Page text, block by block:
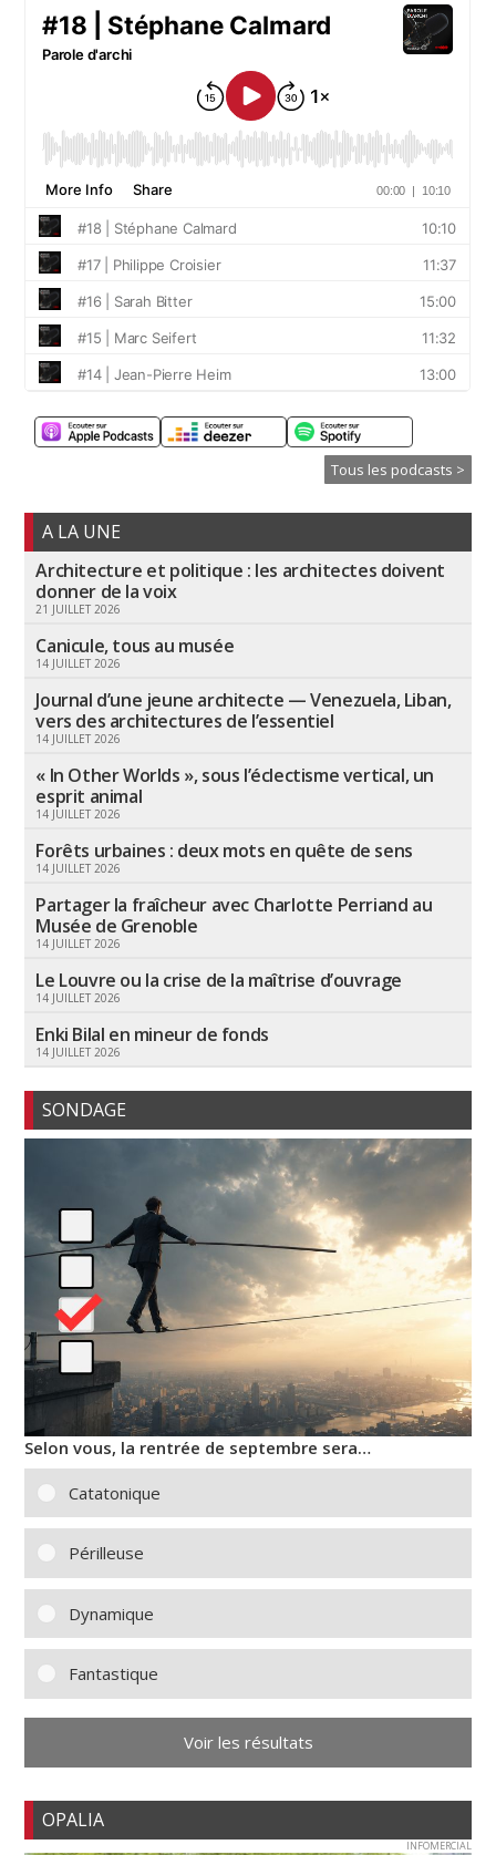
Tous les podcasts >
A LA UNE
Architecture et politique : les architectes doivent
donner de la voix
21 JUILLET 2026
Canicule, tous au musée
14 JUILLET 2026
Journal d’une jeune architecte — Venezuela, Liban,
vers des architectures de l’essentiel
14 JUILLET 2026
« In Other Worlds », sous l’éclectisme vertical, un
esprit animal
14 JUILLET 2026
Forêts urbaines : deux mots en quête de sens
14 JUILLET 2026
Partager la fraîcheur avec Charlotte Perriand au
Musée de Grenoble
14 JUILLET 2026
Le Louvre ou la crise de la maîtrise d’ouvrage
14 JUILLET 2026
Enki Bilal en mineur de fonds
14 JUILLET 2026
SONDAGE
Selon vous, la rentrée de septembre sera…
Catatonique
Périlleuse
Dynamique
Fantastique
Voir les résultats
OPALIA
INFOMERCIAL